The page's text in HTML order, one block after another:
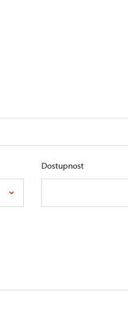
Dostupnost